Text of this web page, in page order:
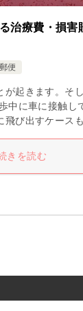
治療費・損害
便
が起きます。そ
中に車に接触し
び出すケースも
きを読む